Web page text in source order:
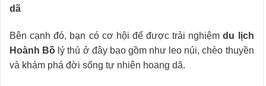
dã
Bên cạnh đó, bạn có cơ hội để được trải nghiệmdu lịch
Hoành Bồ lý thú ở đây bao gồm như leo núi, chèo thuyền
và khám phá đời sống tự nhiên hoang dã.